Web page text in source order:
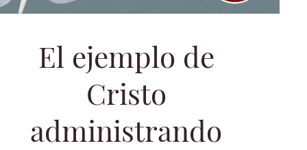
El ejemplo de
Cristo
administrando